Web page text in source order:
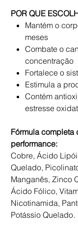
POR QUE
Mantém o
meses
Combate o
concentração
Fortalece o
Estimula a
Contém
estresse
Fórmula completa
performance:
Cobre, Ácido
Quelado,
Manganês, Zinco
Ácido Fólico,
Nicotinamida,
Potássio Quelado.